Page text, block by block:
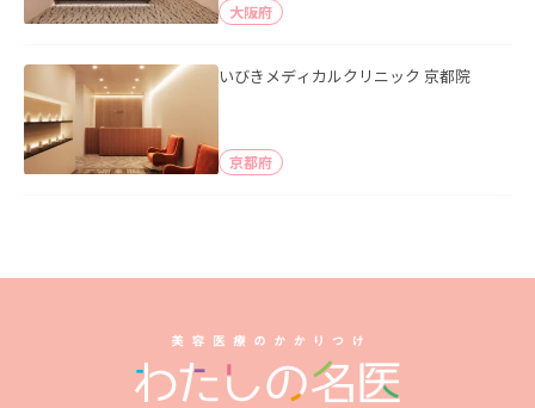
大阪府
いびきメディカルクリニック 京都院
京都府